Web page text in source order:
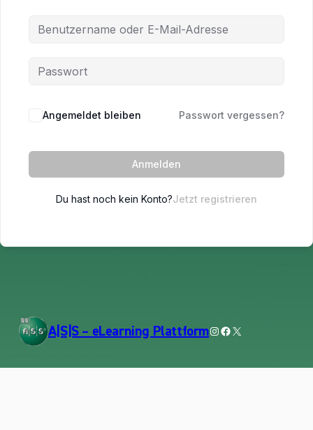
Angemeldet bleiben Passwort vergessen?
Anmelden
Du hast noch kein Konto?Jetzt registrieren
A|S|S – eLearning PlattformInstagram
Facebook
X